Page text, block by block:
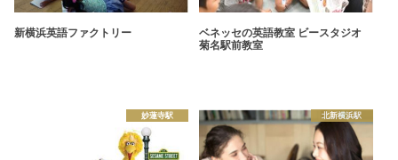
新横浜英語ファクトリー
ベネッセの英語教室 ビースタジオ
菊名駅前教室
妙蓮寺駅 北新横浜駅